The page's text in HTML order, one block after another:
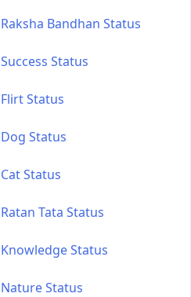
Raksha Bandhan Status
Success Status
Flirt Status
Dog Status
Cat Status
Ratan Tata Status
Knowledge Status
Nature Status